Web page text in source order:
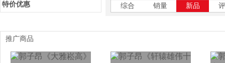
特价优惠 综合 销量 新品
推广商品